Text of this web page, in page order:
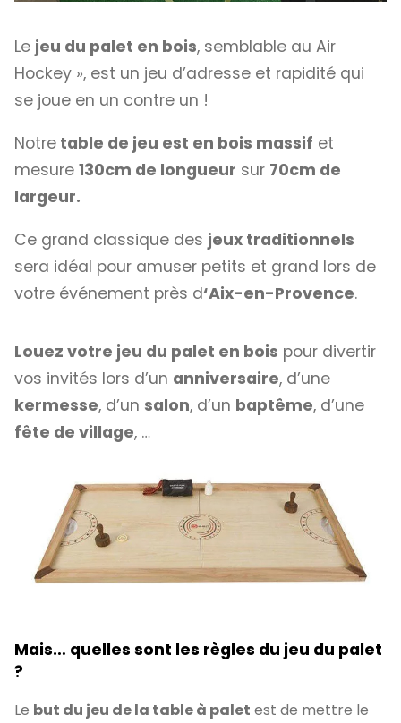
Le jeu du palet en bois, semblable au Air
Hockey », est un jeu d’adresse et rapidité qui
se joue en un contre un !
Notre table de jeu est en bois massif et
mesure 130cm de longueur sur 70cm de
largeur.
Ce grand classique des jeux traditionnels
sera idéal pour amuser petits et grand lors de
votre événement près d‘Aix-en-Provence.
Louez votre jeu du palet en bois pour divertir
vos invités lors d’un anniversaire, d’une
kermesse, d’un salon, d’un baptême, d’une
fête de village, …
Mais… quelles sont les règles du jeu du palet
?
Le but du jeu de la table à palet est de mettre le